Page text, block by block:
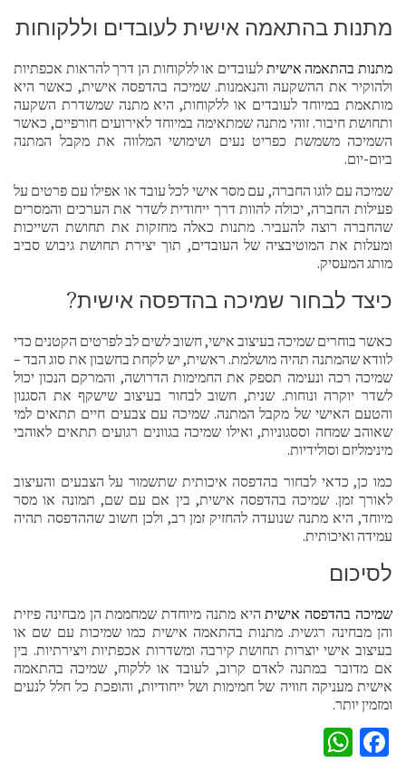
מתנות בהתאמה אישית לעובדים וללקוחות
מתנות בהתאמה אישית לעובדים או ללקוחות הן דרך להראות אכפתיות
ולהוקיר את ההשקעה והנאמנות. שמיכה בהדפסה אישית, כאשר היא
מותאמת במיוחד לעובדים או ללקוחות, היא מתנה שמשדרת השקעה
ותחושת חיבור. זוהי מתנה שמתאימה במיוחד לאירועים חורפיים, כאשר
השמיכה משמשת כפריט נעים ושימושי המלווה את מקבל המתנה
ביום-יום.
שמיכה עם לוגו החברה, עם מסר אישי לכל עובד או אפילו עם פרטים על
פעילות החברה, יכולה להוות דרך ייחודית לשדר את הערכים והמסרים
שהחברה רוצה להעביר. מתנות כאלה מחזקות את תחושת השייכות
ומעלות את המוטיבציה של העובדים, תוך יצירת תחושת גיבוש סביב
מותג המעסיק.
כיצד לבחור שמיכה בהדפסה אישית?
כאשר בוחרים שמיכה בעיצוב אישי, חשוב לשים לב לפרטים הקטנים כדי
לוודא שהמתנה תהיה מושלמת. ראשית, יש לקחת בחשבון את סוג הבד –
שמיכה רכה ונעימה תספק את החמימות הדרושה, והמרקם הנכון יכול
לשדר יוקרה ונוחות. שנית, חשוב לבחור בעיצוב שישקף את הסגנון
והטעם האישי של מקבל המתנה. שמיכה עם צבעים חיים תתאים למי
שאוהב שמחה וססגוניות, ואילו שמיכה בגוונים רגועים תתאים לאוהבי
מינימליזם וסולידיות.
כמו כן, כדאי לבחור בהדפסה איכותית שתשמור על הצבעים והעיצוב
לאורך זמן. שמיכה בהדפסה אישית, בין אם עם שם, תמונה או מסר
מיוחד, היא מתנה שנועדה להחזיק זמן רב, ולכן חשוב שההדפסה תהיה
עמידה ואיכותית.
לסיכום
שמיכה בהדפסה אישיתהיא מתנה מיוחדת שמחממת הן מבחינה פיזית
והן מבחינה רגשית. מתנות בהתאמה אישית כמו שמיכות עם שם או
בעיצוב אישי יוצרות תחושת קירבה ומשדרות אכפתיות ויצירתיות. בין
אם מדובר במתנה לאדם קרוב, לעובד או ללקוח, שמיכה בהתאמה
אישית מעניקה חוויה של חמימות ושל ייחודיות, והופכת כל חלל לנעים
ומזמין יותר.
Facebook